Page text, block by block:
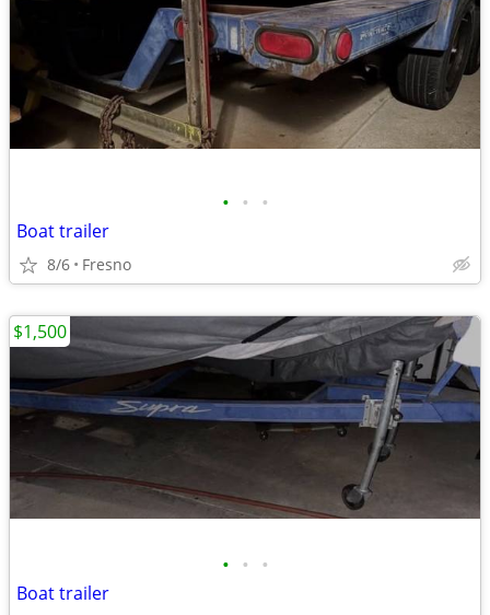
• • •
Boat trailer
8/6 Fresno
• • •
Boat trailer
$1,500